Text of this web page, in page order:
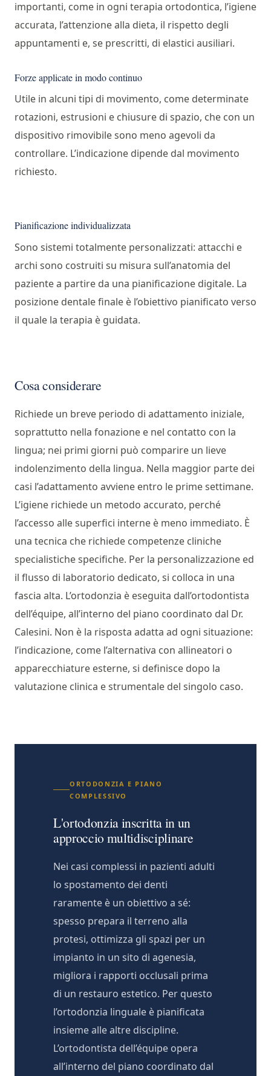
importanti, come in ogni terapia ortodontica, l’igiene
accurata, l’attenzione alla dieta, il rispetto degli
appuntamenti e, se prescritti, di elastici ausiliari.
Forze applicate in modo continuo
Utile in alcuni tipi di movimento, come determinate
rotazioni, estrusioni e chiusure di spazio, che con un
dispositivo rimovibile sono meno agevoli da
controllare. L’indicazione dipende dal movimento
richiesto.
Pianificazione individualizzata
Sono sistemi totalmente personalizzati: attacchi e
archi sono costruiti su misura sull’anatomia del
paziente a partire da una pianificazione digitale. La
posizione dentale finale è l’obiettivo pianificato verso
il quale la terapia è guidata.
Cosa considerare
Richiede un breve periodo di adattamento iniziale,
soprattutto nella fonazione e nel contatto con la
lingua; nei primi giorni può comparire un lieve
indolenzimento della lingua. Nella maggior parte dei
casi l’adattamento avviene entro le prime settimane.
L’igiene richiede un metodo accurato, perché
l’accesso alle superfici interne è meno immediato. È
una tecnica che richiede competenze cliniche
specialistiche specifiche. Per la personalizzazione ed
il flusso di laboratorio dedicato, si colloca in una
fascia alta. L’ortodonzia è eseguita dall’ortodontista
dell’équipe, all’interno del piano coordinato dal Dr.
Calesini. Non è la risposta adatta ad ogni situazione:
l’indicazione, come l’alternativa con allineatori o
apparecchiature esterne, si definisce dopo la
valutazione clinica e strumentale del singolo caso.
ORTODONZIA E PIANO
COMPLESSIVO
L'ortodonzia inscritta in un
approccio multidisciplinare
Nei casi complessi in pazienti adulti
lo spostamento dei denti
raramente è un obiettivo a sé:
spesso prepara il terreno alla
protesi, ottimizza gli spazi per un
impianto in un sito di agenesia,
migliora i rapporti occlusali prima
di un restauro estetico. Per questo
l’ortodonzia linguale è pianificata
insieme alle altre discipline.
L’ortodontista dell’équipe opera
all’interno del piano coordinato dal